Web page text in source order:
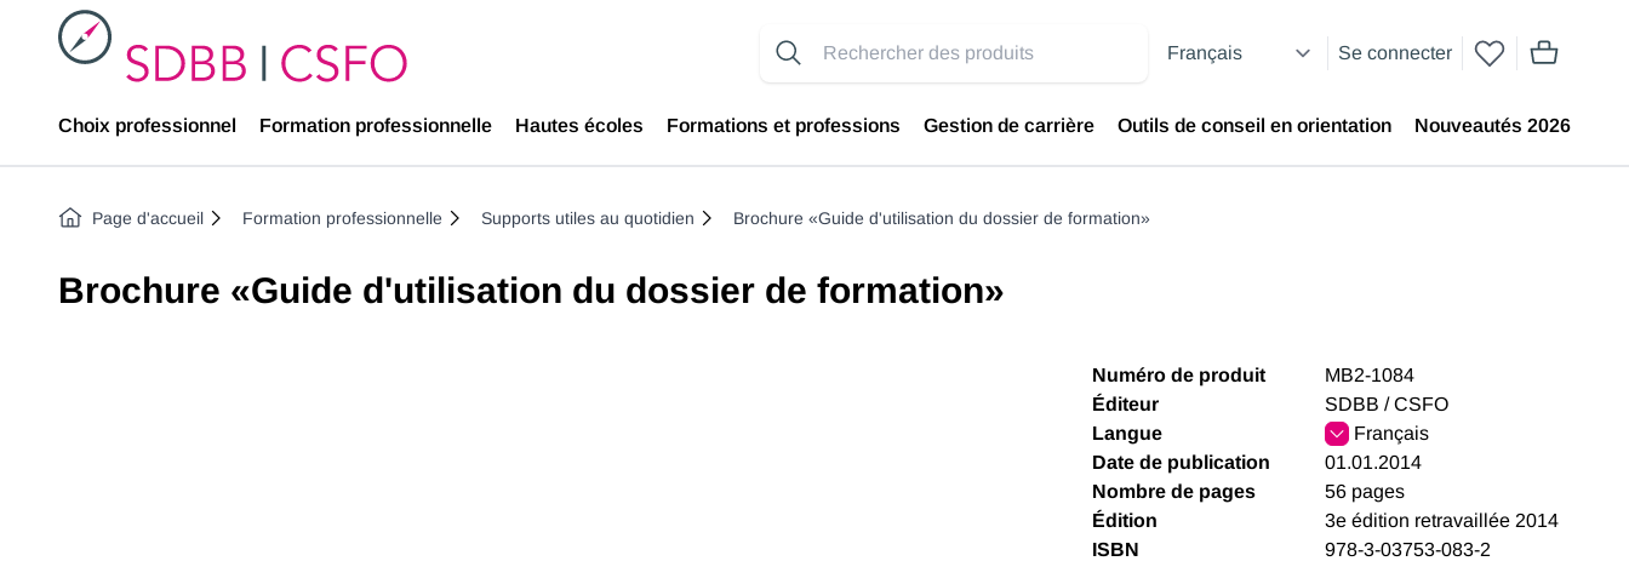
SDBB
Se connecter
articles
Choix professionnel Formation professionnelle Hautes écoles Formations et professions Gestion de carrière Outils de conseil en orientation Nouveautés 2026
Page d'accueil Formation professionnelle Supports utiles au quotidien Brochure «Guide d'utilisation du dossier de formation»
Brochure «Guide d'utilisation du dossier de formation»
Numéro de produit
MB2-1084
Éditeur
SDBB / CSFO
Langue
Français
Date de publication
01.01.2014
Nombre de pages
56 pages
Édition
3e édition retravaillée 2014
ISBN
978-3-03753-083-2